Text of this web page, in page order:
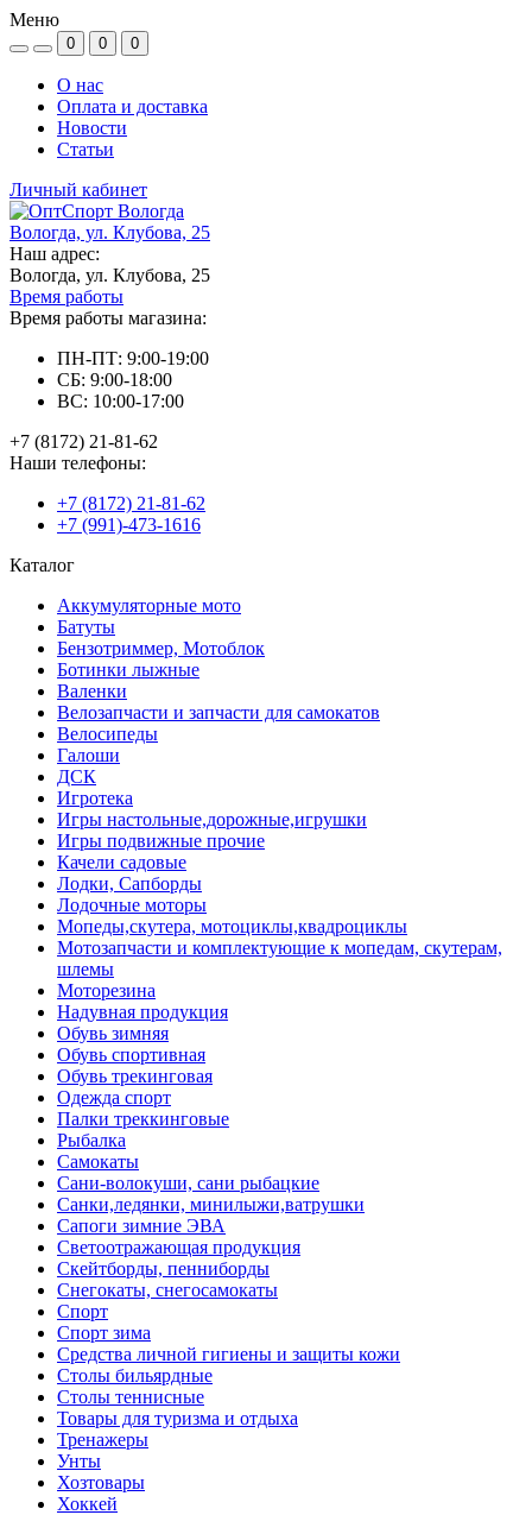
Меню
0 0 0
О нас
Оплата и доставка
Новости
Статьи
Личный кабинет
Вологда, ул. Клубова, 25
Наш адрес:
Вологда, ул. Клубова, 25
Время работы
Время работы магазина:
ПН-ПТ: 9:00-19:00
СБ: 9:00-18:00
ВС: 10:00-17:00
+7 (8172) 21-81-62
Наши телефоны:
+7 (8172) 21-81-62
+7 (991)-473-1616
Каталог
Аккумуляторные мото
Батуты
Бензотриммер, Мотоблок
Ботинки лыжные
Валенки
Велозапчасти и запчасти для самокатов
Велосипеды
Галоши
ДСК
Игротека
Игры настольные,дорожные,игрушки
Игры подвижные прочие
Качели садовые
Лодки, Сапборды
Лодочные моторы
Мопеды,скутера, мотоциклы,квадроциклы
Мотозапчасти и комплектующие к мопедам, скутерам,
шлемы
Моторезина
Надувная продукция
Обувь зимняя
Обувь спортивная
Обувь трекинговая
Одежда спорт
Палки треккинговые
Рыбалка
Самокаты
Сани-волокуши, сани рыбацкие
Санки,ледянки, минилыжи,ватрушки
Сапоги зимние ЭВА
Светоотражающая продукция
Скейтборды, пенниборды
Снегокаты, снегосамокаты
Спорт
Спорт зима
Средства личной гигиены и защиты кожи
Столы бильярдные
Столы теннисные
Товары для туризма и отдыха
Тренажеры
Унты
Хозтовары
Хоккей